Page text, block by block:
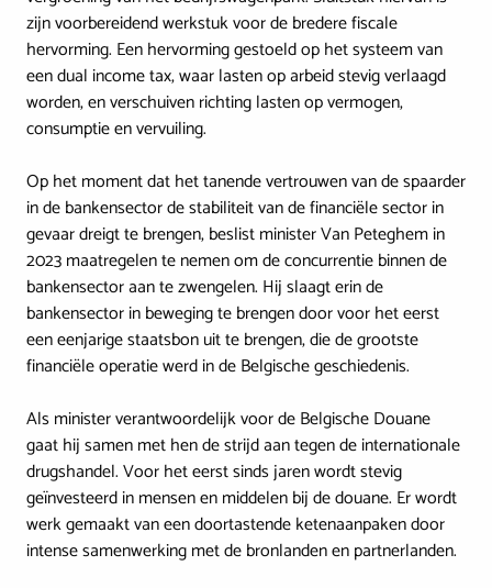
zijn voorbereidend werkstuk voor de bredere fiscale
hervorming. Een hervorming gestoeld op het systeem van
een dual income tax, waar lasten op arbeid stevig verlaagd
worden, en verschuiven richting lasten op vermogen,
consumptie en vervuiling.
Op het moment dat het tanende vertrouwen van de spaarder
in de bankensector de stabiliteit van de financiële sector in
gevaar dreigt te brengen, beslist minister Van Peteghem in
2023 maatregelen te nemen om de concurrentie binnen de
bankensector aan te zwengelen. Hij slaagt erin de
bankensector in beweging te brengen door voor het eerst
een eenjarige staatsbon uit te brengen, die de grootste
financiële operatie werd in de Belgische geschiedenis.
Als minister verantwoordelijk voor de Belgische Douane
gaat hij samen met hen de strijd aan tegen de internationale
drugshandel. Voor het eerst sinds jaren wordt stevig
geïnvesteerd in mensen en middelen bij de douane. Er wordt
werk gemaakt van een doortastende ketenaanpaken door
intense samenwerking met de bronlanden en partnerlanden.